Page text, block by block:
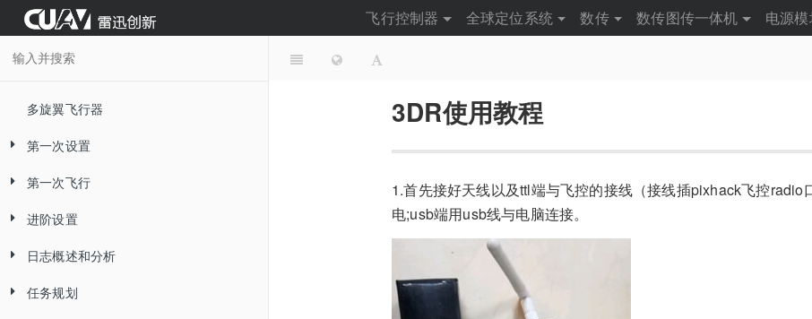
飞行控制器 全球定位系统 数传 数传图传一体机 电源模
多旋翼飞行器
第一次设置
系统组成
地面站使用
Mission planner
CUAV Hfight
组装飞行器
加载固件
第一次飞行
飞行模式介绍
Stabilize增稳模式
Alt Hold定高模式
Pre-arm报错信息分析
解锁和上锁
进阶设置
自动调参
辅助功能开关
日志概述和分析
闪存日志分析
任务规划
3DR使用教程
1.首先接好天线以及ttl端与飞控的接线（接线插pixhack飞控
电;usb端用usb线与电脑连接。